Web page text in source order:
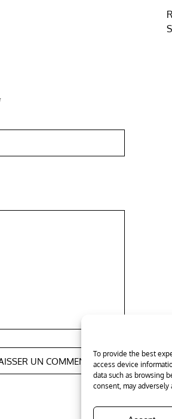
To provide the best
access device
data such as browsing
consent, may